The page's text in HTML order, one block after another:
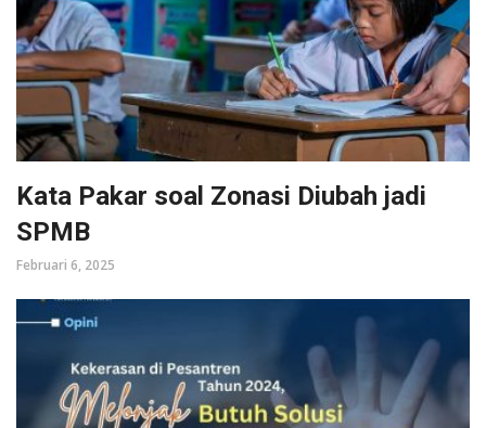
Kata Pakar soal Zonasi Diubah jadi
SPMB
Februari 6, 2025